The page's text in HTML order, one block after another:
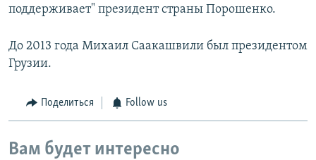
поддерживает" президент страны Порошенко.
До 2013 года Михаил Саакашвили был президентом
Грузии.
Поделиться Follow us
Вам будет интересно